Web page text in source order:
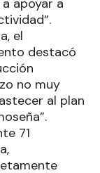
apoyar a
el
destacó
no muy
al plan
71